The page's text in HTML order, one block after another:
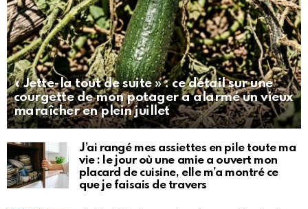
« Jette-la tout de suite » : ce détail sur une
courgette de mon potager a alarmé un vieux
maraîcher en plein juillet
J’ai rangé mes assiettes en pile toute ma
vie : le jour où une amie a ouvert mon
placard de cuisine, elle m’a montré ce
que je faisais de travers